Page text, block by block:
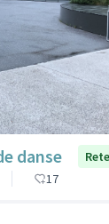
danse
17